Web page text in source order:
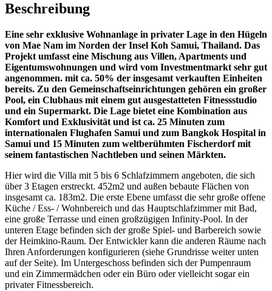
Beschreibung
Eine sehr exklusive Wohnanlage in privater Lage in den Hügeln
von Mae Nam im Norden der Insel Koh Samui, Thailand. Das
Projekt umfasst eine Mischung aus Villen, Apartments und
Eigentumswohnungen und wird vom Investmentmarkt sehr gut
angenommen. mit ca. 50% der insgesamt verkauften Einheiten
bereits. Zu den Gemeinschaftseinrichtungen gehören ein großer
Pool, ein Clubhaus mit einem gut ausgestatteten Fitnessstudio
und ein Supermarkt. Die Lage bietet eine Kombination aus
Komfort und Exklusivität und ist ca. 25 Minuten zum
internationalen Flughafen Samui und zum Bangkok Hospital in
Samui und 15 Minuten zum weltberühmten Fischerdorf mit
seinem fantastischen Nachtleben und seinen Märkten.
Hier wird die Villa mit 5 bis 6 Schlafzimmern angeboten, die sich
über 3 Etagen erstreckt. 452m2 und außen bebaute Flächen von
insgesamt ca. 183m2. Die erste Ebene umfasst die sehr große offene
Küche / Ess- / Wohnbereich und das Hauptschlafzimmer mit Bad,
eine große Terrasse und einen großzügigen Infinity-Pool. In der
unteren Etage befinden sich der große Spiel- und Barbereich sowie
der Heimkino-Raum. Der Entwickler kann die anderen Räume nach
Ihren Anforderungen konfigurieren (siehe Grundrisse weiter unten
auf der Seite). Im Untergeschoss befinden sich der Pumpenraum
und ein Zimmermädchen oder ein Büro oder vielleicht sogar ein
privater Fitnessbereich.